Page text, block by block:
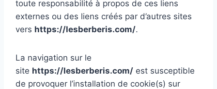
toute responsabilité à propos de ces liens
externes ou des liens créés par d’autres sites
vers https://lesberberis.com/.
La navigation sur le
site https://lesberberis.com/ est susceptible
de provoquer l’installation de cookie(s) sur